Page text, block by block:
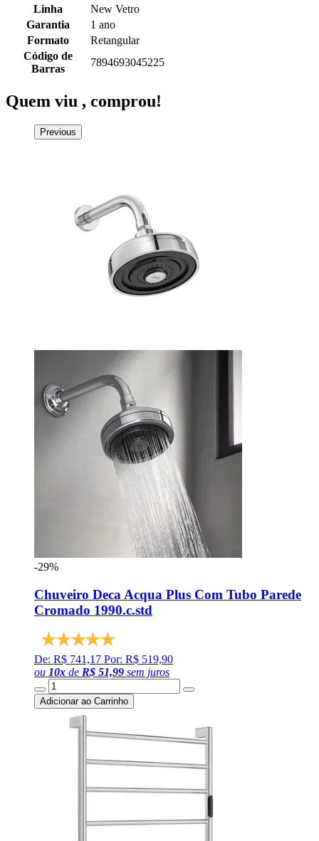
Linha
New Vetro
Garantia
1 ano
Formato
Retangular
Código de
Barras
7894693045225
Quem viu , comprou!
Previous
-29%
Chuveiro Deca Acqua Plus Com Tubo Parede
Cromado 1990.c.std
De: R$ 741,17 Por: R$ 519,90
ou 10x de R$ 51,99 sem juros
Adicionar ao Carrinho